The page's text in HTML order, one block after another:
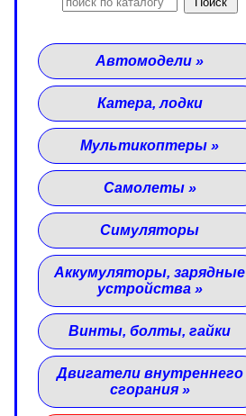
Автомодели »
Катера, лодки
Мультикоптеры »
Самолеты»
Симуляторы
Аккумуляторы, зарядные
устройства»
Винты, болты, гайки
Двигатели внутреннего
сгорания»